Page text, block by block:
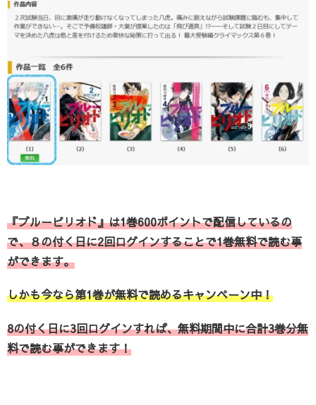
『ブルーピリオド』は1巻600ポイントで配信しているの
で、８の付く日に2回ログインすることで1巻無料で読む事
ができます。
しかも今なら第1巻が無料で読めるキャンペーン中！
8の付く日に3回ログインすれば、無料期間中に合計3巻分無
料で読む事ができます！